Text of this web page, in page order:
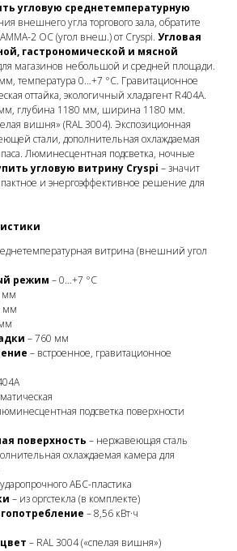
угловую среднетемпературную
внешнего угла торгового зала, обратите
2 OC (угол внеш.) от Cryspi. Угловая
гастрономической и мясной
магазинов небольшой и средней площади.
температура 0…+7 °C. Гравитационное
оттайка, экологичный хладагент R404A.
мм, глубина 1180 мм, ширина 1180 мм.
вишня» (RAL 3004). Экспозиционная
стали, дополнительная охлаждаемая
Люминесцентная подсветка, ночные
угловую витрину Cryspi – значит
и энергоэффективное решение для
витрина (внешний угол
режим – 0…+7 °C
мм
мм
– 760 мм
– встроенное, гравитационное
подсветка поверхности
поверхность – нержавеющая сталь
охлаждаемая камера для
АБС-пластика
– из оргстекла (в комплекте)
– 8,56 кВт·ч
– RAL 3004 («спелая вишня»)